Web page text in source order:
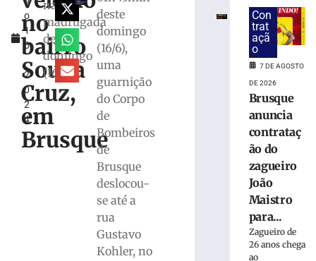
o
1
6
,
2
0
2
4
no
bairro
Souza
Cruz,
em
Brusque
na
madrugada
deste
domingo
(16/6)
deste
domingo
(16/6),
uma
guarnição
do Corpo
de
Bombeiros
de
Brusque
deslocou-
se até a
rua
Gustavo
Kohler, no
bombeiros
resgatam
Gaspar
Con
trat
açã
o
7 DE AGOSTO
DE 2026
Brusque
anuncia
contrataç
ão do
zagueiro
João
Maistro
para...
Zagueiro de
26 anos chega
ao